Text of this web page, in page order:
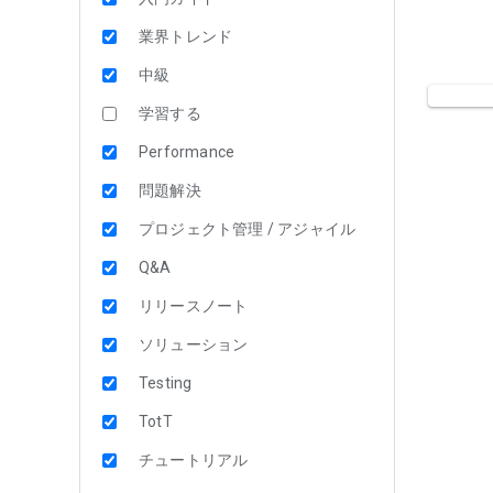
業界トレンド
中級
学習する
Performance
問題解決
プロジェクト管理 / アジャイル
Q&A
リリースノート
ソリューション
Testing
TotT
チュートリアル